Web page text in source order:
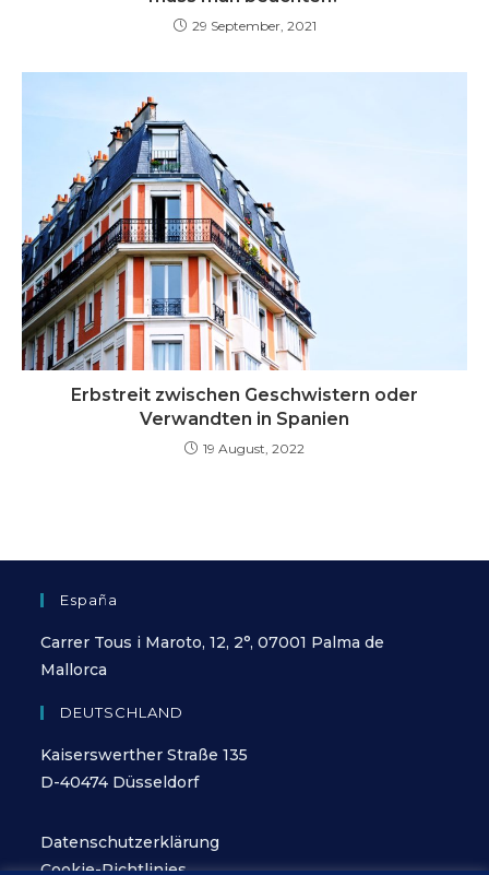
29 September, 2021
Erbstreit zwischen Geschwistern oder
Verwandten in Spanien
19 August, 2022
España
Carrer Tous i Maroto, 12, 2°, 07001 Palma de
Mallorca
DEUTSCHLAND
Kaiserswerther Straße 135
D-40474 Düsseldorf
Datenschutzerklärung
Cookie-Richtlinies